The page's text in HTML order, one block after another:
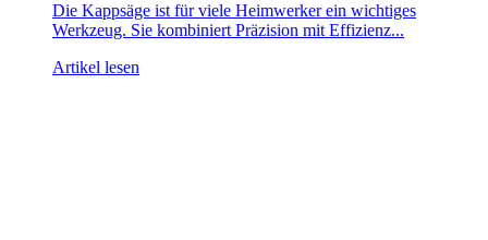
Die Kappsäge ist für viele Heimwerker ein wichtiges
Werkzeug. Sie kombiniert Präzision mit Effizienz...
Artikel lesen